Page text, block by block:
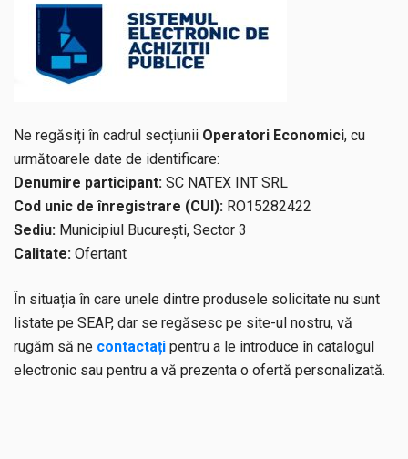
Ne regăsiți în cadrul secțiunii Operatori Economici, cu
următoarele date de identificare:
Denumire participant: SC NATEX INT SRL
Cod unic de înregistrare (CUI): RO15282422
Sediu: Municipiul București, Sector 3
Calitate: Ofertant
În situația în care unele dintre produsele solicitate nu sunt
listate pe SEAP, dar se regăsesc pe site-ul nostru, vă
rugăm să ne contactați pentru a le introduce în catalogul
electronic sau pentru a vă prezenta o ofertă personalizată.